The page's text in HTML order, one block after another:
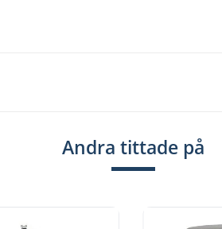
Andra tittade på